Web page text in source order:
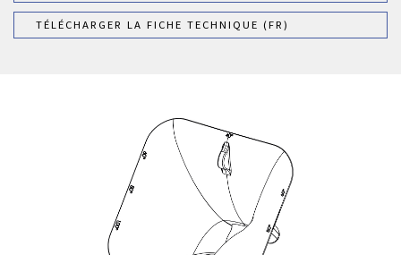
TÉLÉCHARGER LA FICHE TECHNIQUE (FR)